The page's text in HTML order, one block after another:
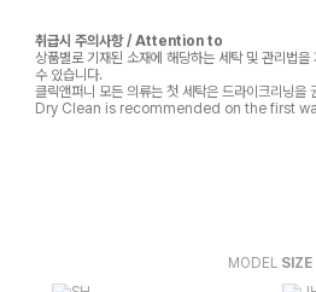
취급시 주의사항 / Attention to
상품별로 기재된 소재에 해당하는 세탁 및 관리법
수 있습니다.
클릭앤퍼니 모든 의류는 첫 세탁은 드라이크리닝을
Dry Clean is recommended on the first
MODEL SIZE